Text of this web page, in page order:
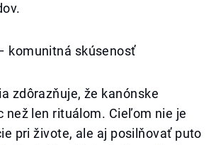
komunitná skúsenosť
zdôrazňuje, že kanónske
než len rituálom. Cieľom nie je
pri živote, ale aj posilňovať puto